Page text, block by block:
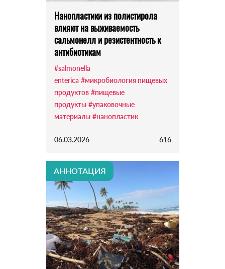
Нанопластики из полистирола
влияют на выживаемость
сальмонелл и резистентность к
антибиотикам
#salmonella
enterica #микробиология пищевых
продуктов #пищевые
продукты #упаковочные
материалы #нанопластик
06.03.2026 616
АННОТАЦИЯ